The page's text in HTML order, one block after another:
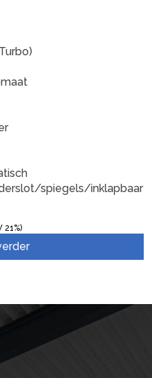
spiegels/inklapbaar